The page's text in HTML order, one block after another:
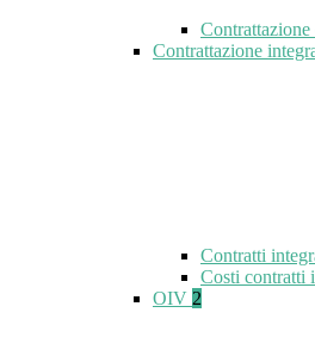
Contrattazione
Contratti
Costi contratti
OIV 2